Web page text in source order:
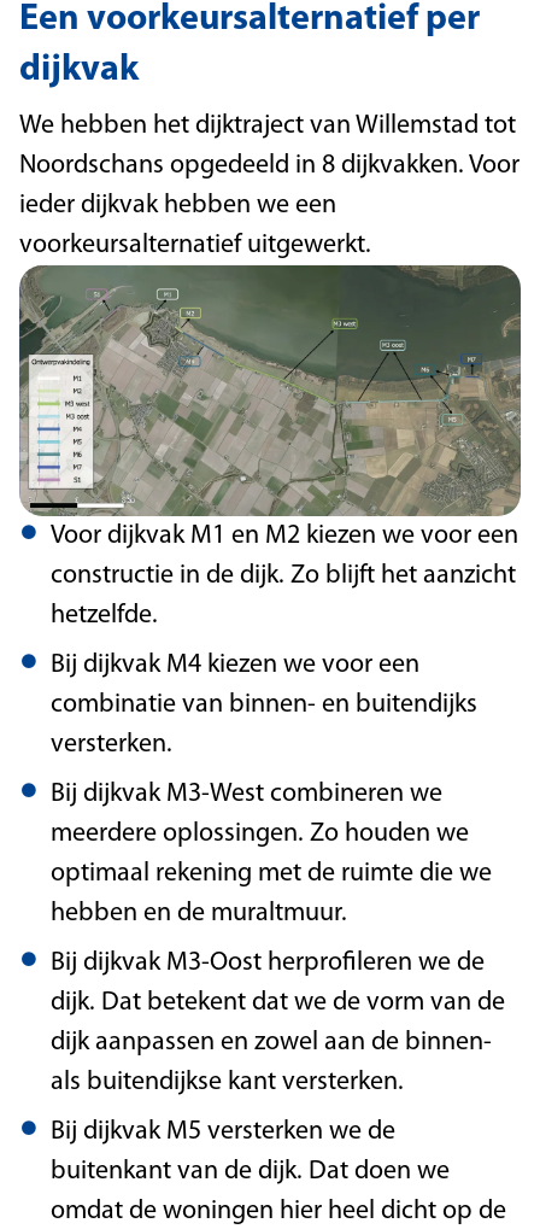
Een voorkeursalternatief per
dijkvak
We hebben het dijktraject van Willemstad tot
Noordschans opgedeeld in 8 dijkvakken. Voor
ieder dijkvak hebben we een
voorkeursalternatief uitgewerkt.
Voor dijkvak M1 en M2 kiezen we voor een
constructie in de dijk. Zo blijft het aanzicht
hetzelfde.
Bij dijkvak M4 kiezen we voor een
combinatie van binnen- en buitendijks
versterken.
Bij dijkvak M3-West combineren we
meerdere oplossingen. Zo houden we
optimaal rekening met de ruimte die we
hebben en de muraltmuur.
Bij dijkvak M3-Oost herprofileren we de
dijk. Dat betekent dat we de vorm van de
dijk aanpassen en zowel aan de binnen-
als buitendijkse kant versterken.
Bij dijkvak M5 versterken we de
buitenkant van de dijk. Dat doen we
omdat de woningen hier heel dicht op de